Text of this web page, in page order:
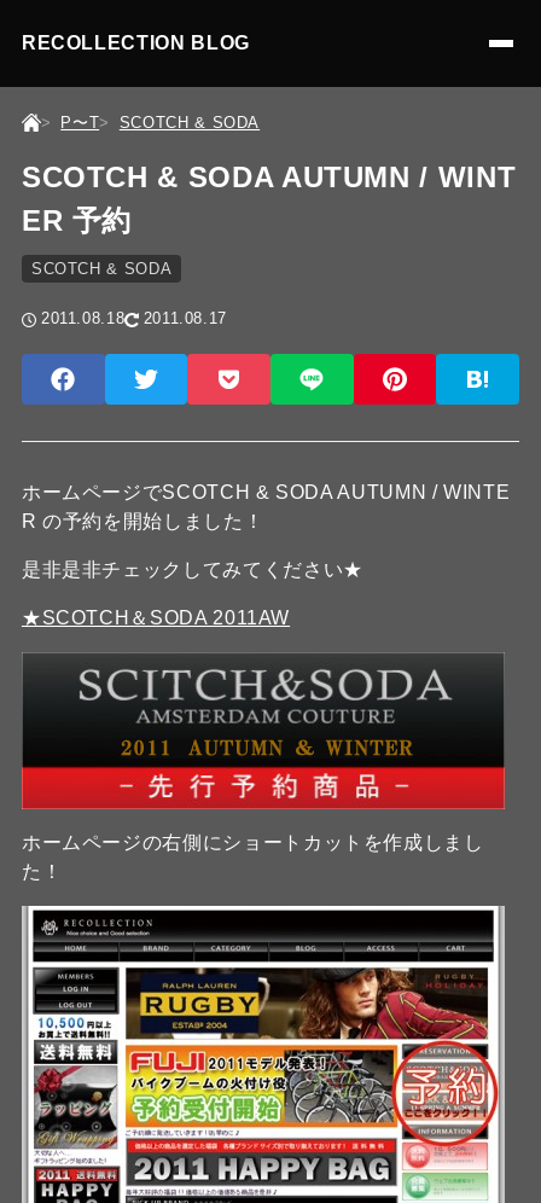
RECOLLECTION BLOG
P〜T SCOTCH & SODA
SCOTCH & SODA AUTUMN / WINT
ER 予約
SCOTCH & SODA
2011.08.18 2011.08.17
ホームページでSCOTCH & SODA AUTUMN / WINTE
R の予約を開始しました！
是非是非チェックしてみてください★
★SCOTCH＆SODA 2011AW
ホームページの右側にショートカットを作成しまし
た！